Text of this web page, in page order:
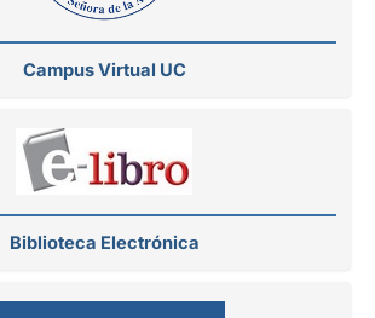
Campus Virtual UC
Biblioteca Electrónica